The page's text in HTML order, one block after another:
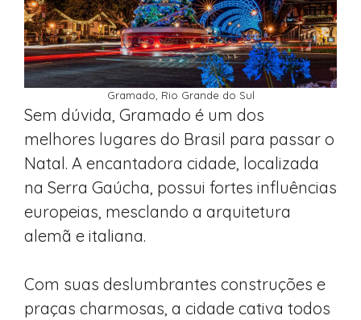
Gramado, Rio Grande do Sul
Sem dúvida, Gramado é um dos
melhores lugares do Brasil para passar o
Natal. A encantadora cidade, localizada
na Serra Gaúcha, possui fortes influências
europeias, mesclando a arquitetura
alemã e italiana.
Com suas deslumbrantes construções e
praças charmosas, a cidade cativa todos